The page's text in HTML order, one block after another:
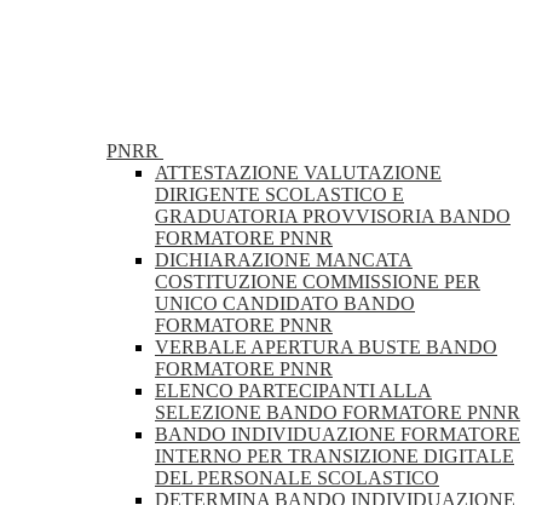
PNRR
ATTESTAZIONE VALUTAZIONE
DIRIGENTE SCOLASTICO E
GRADUATORIA PROVVISORIA BANDO
FORMATORE PNNR
DICHIARAZIONE MANCATA
COSTITUZIONE COMMISSIONE PER
UNICO CANDIDATO BANDO
FORMATORE PNNR
VERBALE APERTURA BUSTE BANDO
FORMATORE PNNR
ELENCO PARTECIPANTI ALLA
SELEZIONE BANDO FORMATORE PNNR
BANDO INDIVIDUAZIONE FORMATORE
INTERNO PER TRANSIZIONE DIGITALE
DEL PERSONALE SCOLASTICO
DETERMINA BANDO INDIVIDUAZIONE